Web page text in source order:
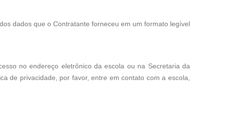
dados que o Contratante forneceu em um formato legível
no endereço eletrônico da escola ou na Secretaria da
de privacidade, por favor, entre em contato com a escola,